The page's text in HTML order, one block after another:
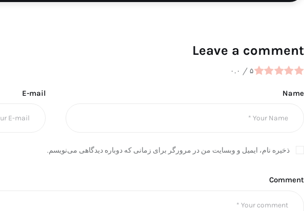
Leave a comment
۰.۰ / ۵
Name
E-mail
ذخیره نام، ایمیل و وبسایت من در مرورگر برای زمانی که دوباره دیدگاهی می‌نویسم.
Comment